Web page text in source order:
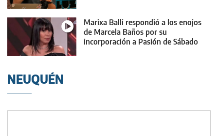
Marixa Balli respondió a los enojos
de Marcela Baños por su
incorporación a Pasión de Sábado
NEUQUÉN